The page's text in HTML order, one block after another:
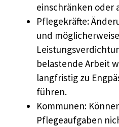
einschränken oder
Pflegekräfte:
und
belastende Arbeit
langfristig zu
führen.
Kommunen:
Pflegeaufgaben